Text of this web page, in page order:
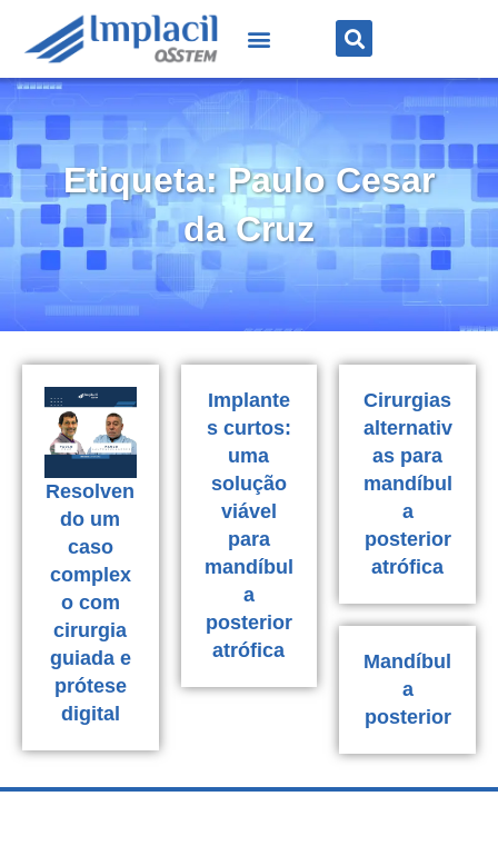
Etiqueta: Paulo Cesar
da Cruz
Resolven
do um
caso
complex
o com
cirurgia
guiada e
prótese
digital
Implante
s curtos:
uma
solução
viável
para
mandíbul
a
posterior
atrófica
Cirurgias
alternativ
as para
mandíbul
a
posterior
atrófica
Mandíbul
a
posterior